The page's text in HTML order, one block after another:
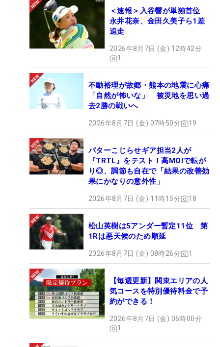
＜速報＞入谷響が単独首位
永井花奈、金田久美子ら1差
追走
2026年8月7日 (金) 12時42分
1
不動裕理が故郷・熊本の地震に心痛
「自然が怖いな」 被災地を思い過
去2勝の戦いへ
2026年8月7日 (金) 07時50分 19
パターこじらせギア担当2人が
『TRTL』をテスト！高MOIで転が
り◎、調節も自在で「結果の改善効
果にかなりの意外性」
2026年8月7日 (金) 11時15分 18
松山英樹は5アンダー暫定11位 第
1Rは悪天候のため順延
2026年8月7日 (金) 08時26分 1
【毎週更新】関東エリアの人
気コースを特別優待料金で予
約ができる！
2026年8月7日 (金) 06時00分
1